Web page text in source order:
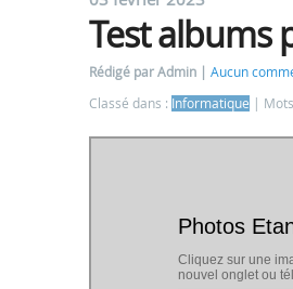
Test albums
Rédigé par Admin
Aucun
Classé dans : Informatique